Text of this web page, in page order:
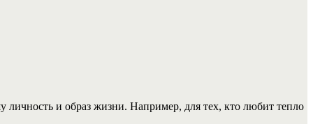
личность и образ жизни. Например, для тех, кто любит тепло